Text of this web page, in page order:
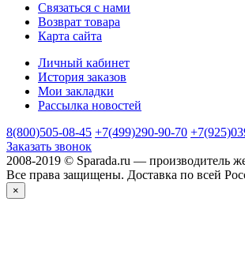
Связаться с нами
Возврат товара
Карта сайта
Личный кабинет
История заказов
Мои закладки
Рассылка новостей
8(800)505-08-45 +7(499)290-90-70
Заказать звонок
2008-2019 © Sparada.ru — производитель
Все права защищены. Доставка по всей
×